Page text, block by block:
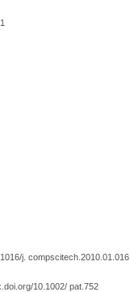
j. compscitech.2010.01.016
10.1002/ pat.752